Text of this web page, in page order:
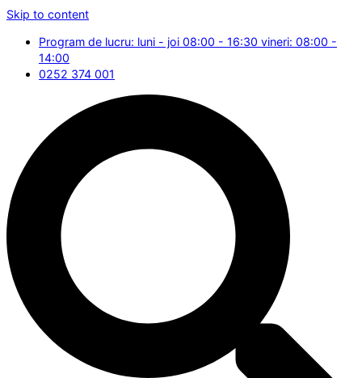
Skip to content
Program de lucru: luni - joi 08:00 - 16:30 vineri: 08:00 -
14:00
0252 374 001